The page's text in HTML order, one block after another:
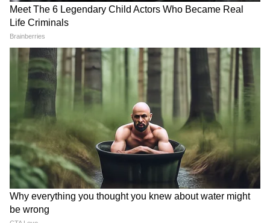
LATEST VIDEOS
Baramati Airport Plane Crash Video :
रनवे पर फिसला ट्रेनी विमान, 8 माह में तीसरा
हादसा
Jharkhand Student Protest: छात्रों के
समर्थन में Jairam Mahato ने किया अनशन,
सुनिए क्या कहा?